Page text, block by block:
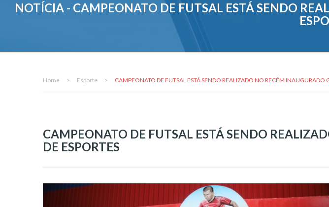
NOTÍCIA - CAMPEONATO DE FUTSAL ESTÁ SENDO
Home > Esporte > CAMPEONATO DE FUTSAL ESTÁ SENDO REALIZADO NO RECÉM INAUGURADO
CAMPEONATO DE FUTSAL ESTÁ SENDO
DE ESPORTES